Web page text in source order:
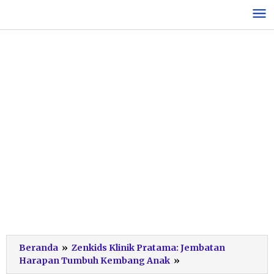
konten
Beranda » Zenkids Klinik Pratama: Jembatan
Harapan Tumbuh Kembang Anak »